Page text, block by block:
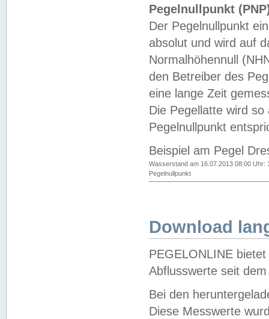
Pegelnullpunkt
Der Pegelnullpunkt
absolut und wird auf
Normalhöhennull
den Betreiber des
eine lange Zeit
Die Pegellatte wird
Pegelnullpunkt
Beispiel am Pegel
Wasserstand am 16.07.2013 08:00 Uhr:
Pegelnullpunkt
Download
PEGELONLINE
Abflusswerte seit
Bei den
Diese Messwerte